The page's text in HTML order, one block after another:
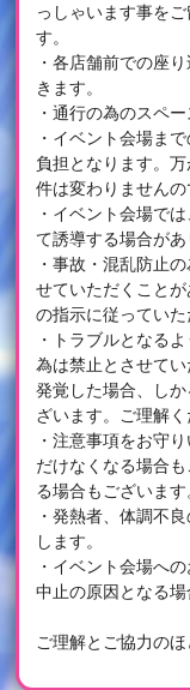
っしゃいます事を
す。
・各店舗前での座
きます。
・通行の為のスペ
・イベント会場ま
負担となります。
件は変わりませんの
・イベント会場で
て誘導する場合があ
・事故・混乱防止
せていただくこと
の指示に従っていた
・トラブルとなる
為は禁止とさせてい
発覚した場合、し
ざいます。ご理解
・注意事項をお守
だけなくなる場合
る場合もございます
・発熱者、体調不
します。
・イベント会場へ
中止の原因となる場
ご理解とご協力の